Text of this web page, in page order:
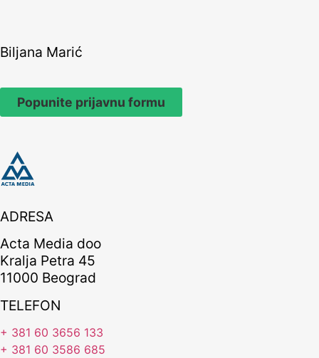
Biljana Marić
Popunite prijavnu formu
ADRESA
Acta Media doo
Kralja Petra 45
11000 Beograd
TELEFON
+ 381 60 3656 133
+ 381 60 3586 685